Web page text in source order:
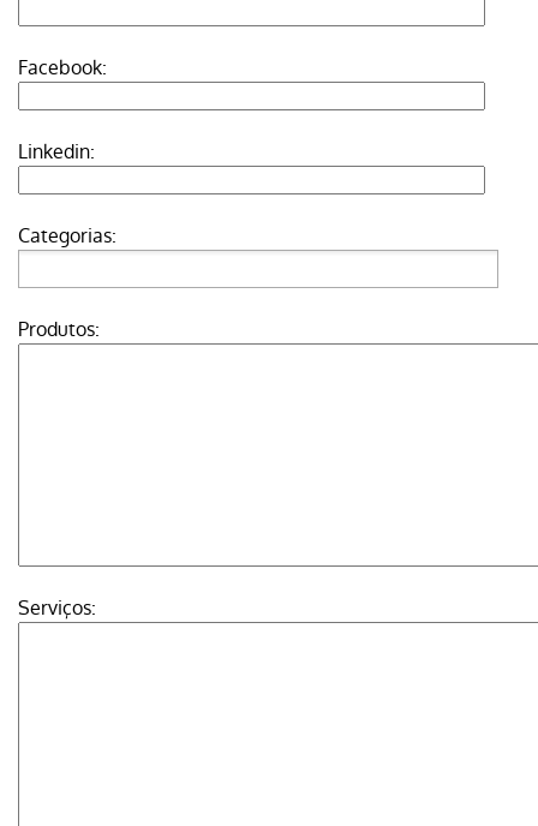
Facebook:
Linkedin:
Categorias:
Produtos:
Serviços: